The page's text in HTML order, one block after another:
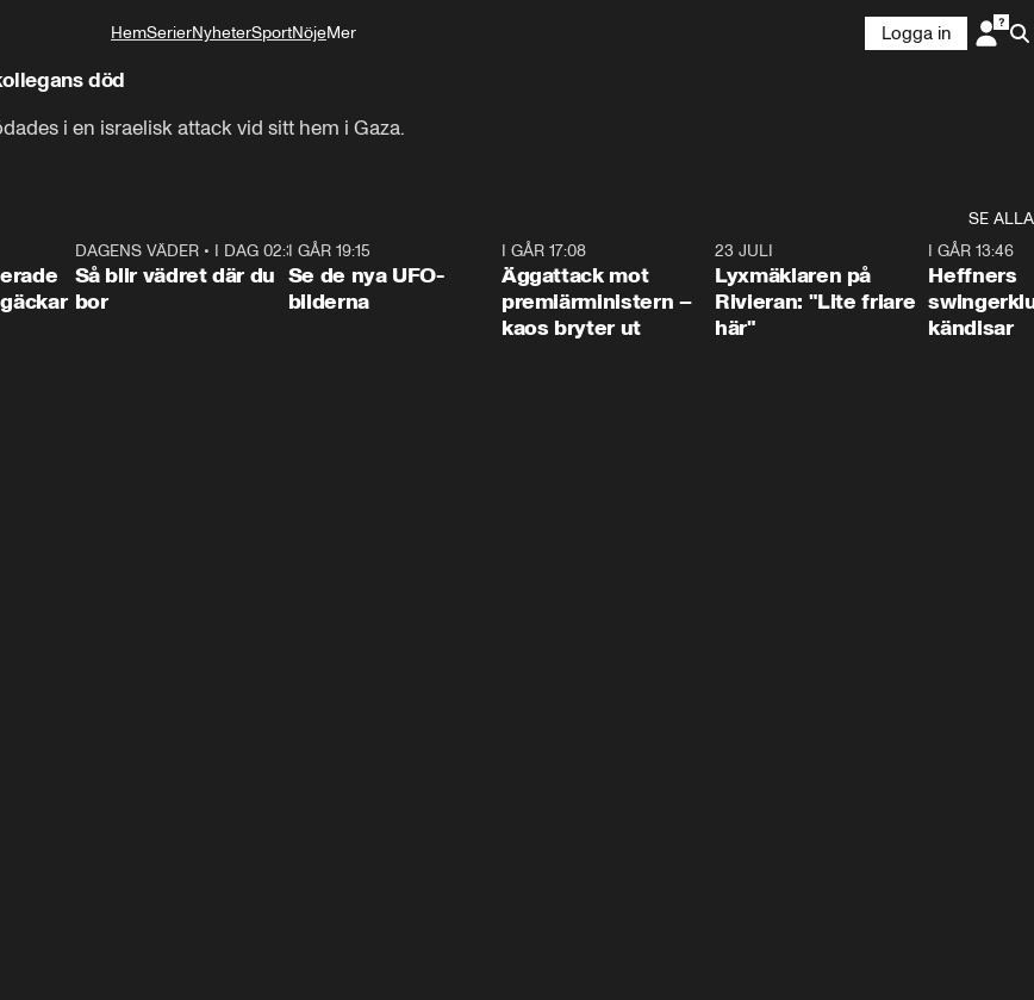
Vi dör en efter en.
HemSerierNyheterSportNöjeMer
Logga in
död
i en israelisk attack vid sitt hem i Gaza.
SE ALLA
1:06
DAGENS VÄDER• I DAG 02:30
Så blir vädret där du
bor
I GÅR 19:15
Se de nya UFO-
bilderna
0:37
I GÅR 17:08
Äggattack mot
premiärministern –
kaos bryter ut
23 JULI
Lyxmäklaren på
Rivieran: "Lite friare
här"
I GÅR 13:46
Heffners
kändisar